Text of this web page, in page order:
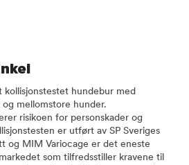
kollisjonstestet hundebur med
mellomstore hunder.
risikoen for personskader og
er utført av SP Sveriges
og MIM Variocage er det eneste
som tilfredsstiller kravene til